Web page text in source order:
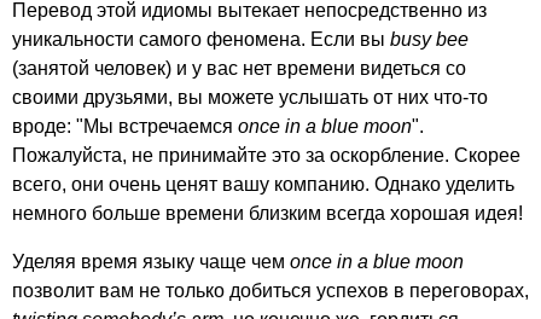
Перевод этой идиомы вытекает непосредственно из
уникальности самого феномена. Если вы busy bee
(занятой человек) и у вас нет времени видеться со
своими друзьями, вы можете услышать от них что-то
вроде: "Мы встречаемся once in a blue moon".
Пожалуйста, не принимайте это за оскорбление. Скорее
всего, они очень ценят вашу компанию. Однако уделить
немного больше времени близким всегда хорошая идея!
Уделяя время языку чаще чем once in a blue moon
позволит вам не только добиться успехов в переговорах,